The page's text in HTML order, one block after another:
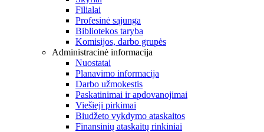
Filialai
Profesinė sąjunga
Bibliotekos taryba
Komisijos, darbo grupės
Administracinė informacija
Nuostatai
Planavimo informacija
Darbo užmokestis
Paskatinimai ir apdovanojimai
Viešieji pirkimai
Biudžeto vykdymo ataskaitos
Finansinių ataskaitų rinkiniai